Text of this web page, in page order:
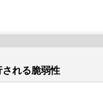
れる脆弱性